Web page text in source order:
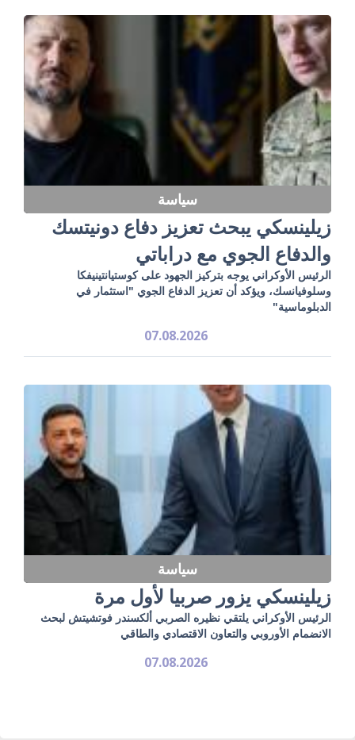
سياسة
زيلينسكي يبحث تعزيز دفاع دونيتسك
والدفاع الجوي مع دراباتي
الرئيس الأوكراني يوجه بتركيز الجهود على كوستيانتينيفكا
وسلوفيانسك، ويؤكد أن تعزيز الدفاع الجوي "استثمار في
الدبلوماسية"
07.08.2026
سياسة
زيلينسكي يزور صربيا لأول مرة
الرئيس الأوكراني يلتقي نظيره الصربي ألكسندر فوتشيتش لبحث
الانضمام الأوروبي والتعاون الاقتصادي والطاقي
07.08.2026